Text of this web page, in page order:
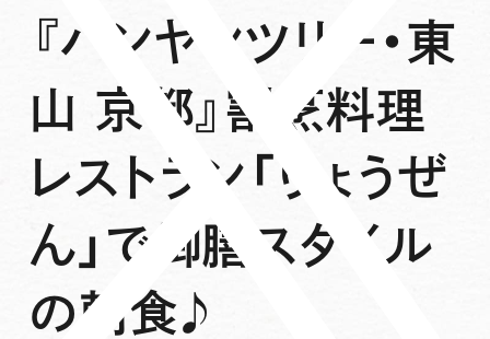
『バンヤンツリー・東
山 京都』割烹料理
レストラン「りょうぜ
ん」で御膳スタイル
の朝食♪